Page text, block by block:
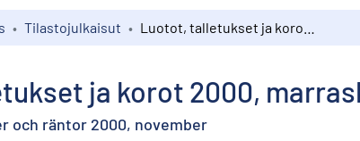
Tilastojulkaisut
ja korot 2000,
och räntor 2000, november